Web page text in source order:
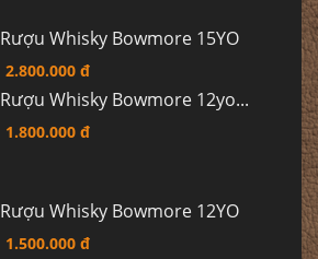
Rượu Whisky Bowmore 15YO
2.800.000 đ
Rượu Whisky Bowmore 12yo...
1.800.000 đ
Rượu Whisky Bowmore 12YO
1.500.000 đ